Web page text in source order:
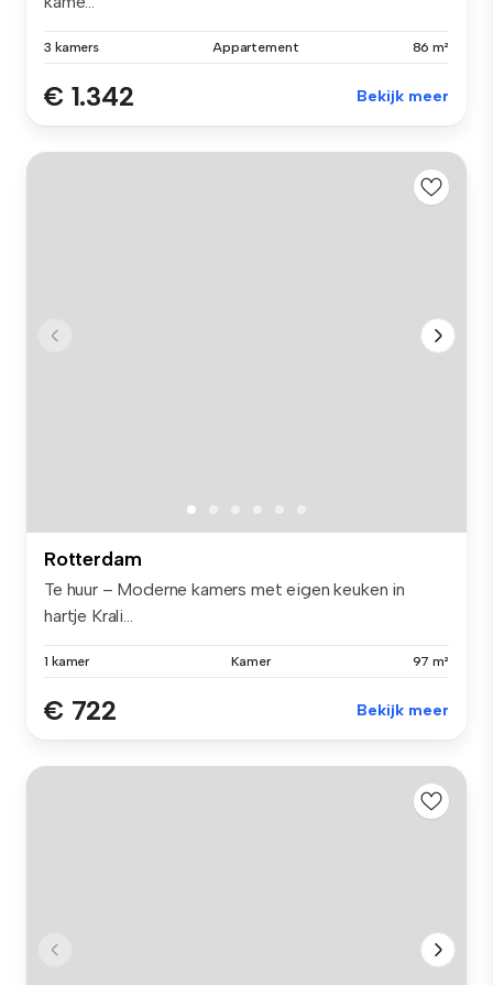
3 kamers Appartement 86 m²
€ 1.342 Bekijk meer
Rotterdam
Te huur – Moderne kamers met eigen keuken in
hartje Krali...
1 kamer Kamer 97 m²
€ 722 Bekijk meer